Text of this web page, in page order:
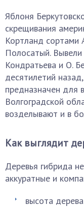
Яблоня
скрещивания
Кортланд сортами
Полосатый.
Кондратьева и О.
десятилетий
предназначен для
Волгоградской
возделывают и в
Как выглядит
Деревья гибрида
аккуратные и
высота